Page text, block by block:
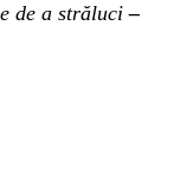
de a străluci –